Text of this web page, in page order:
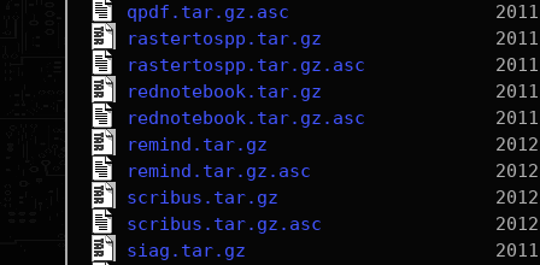
qpdf.tar.gz.asc
rastertospp.tar.gz
rastertospp.tar.gz.asc
rednotebook.tar.gz
rednotebook.tar.gz.asc
remind.tar.gz
remind.tar.gz.asc
scribus.tar.gz
scribus.tar.gz.asc
siag.tar.gz